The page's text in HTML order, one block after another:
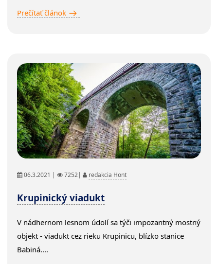
Prečítať článok
06.3.2021 | 7252| redakcia Hont
Krupinický viadukt
V nádhernom lesnom údolí sa týči impozantný mostný
objekt - viadukt cez rieku Krupinicu, blízko stanice
Babiná....